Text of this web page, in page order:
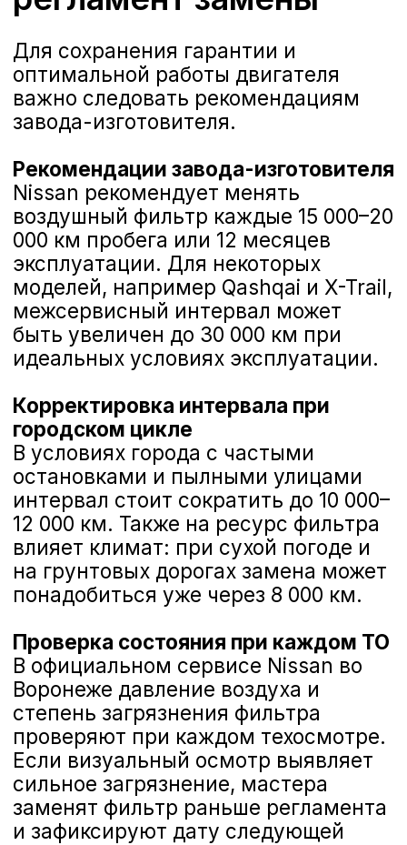
Оставить заявку
Менеджер отдела сервиса
Замена воздушного фильтра Nissan
Длительность
Формат
Гарантия
уплотнений
по записи, экспресс‑приём
6 месяцев на работу
оригинальный воздушный фильтр Nissan или
сертифицированные аналоги по стандартам ISO
5011/API
480 ₽
г. Воронеж, Дорожная, 8
Замена воздушного
фильтра за480 рублей!
ХОЧУ ЗАПИСАТЬСЯ НА ЗАМЕНУ ВОЗДУШНОГО
Включен новый воздушный фильтр,
демонтаж и монтаж корпуса, проверка
Расположение
воздушного фильтра в